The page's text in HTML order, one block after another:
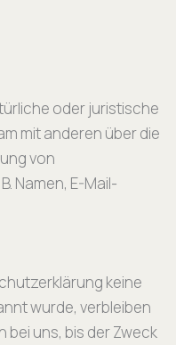
oder juristische
mit anderen über die
von
Namen, E-Mail-
keine
wurde, verbleiben
uns, bis der Zweck